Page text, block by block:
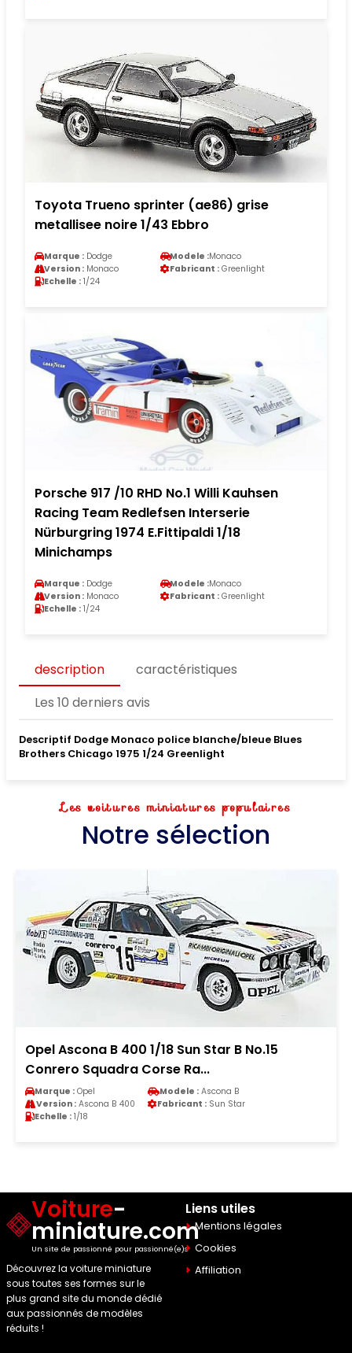
Toyota Trueno sprinter (ae86) grise
metallisee noire 1/43 Ebbro
Marque : Dodge Modele :Monaco
Version : Monaco Fabricant : Greenlight
Echelle : 1/24
Porsche 917 /10 RHD No.1 Willi Kauhsen
Racing Team Redlefsen Interserie
Nürburgring 1974 E.Fittipaldi 1/18
Minichamps
Marque : Dodge Modele :Monaco
Version : Monaco Fabricant : Greenlight
Echelle : 1/24
description
caractéristiques
Les 10 derniers avis
Descriptif Dodge Monaco police blanche/bleue Blues
Brothers Chicago 1975 1/24 Greenlight
Les voitures miniatures populaires
Notre sélection
Opel Ascona B 400 1/18 Sun Star B No.15
Conrero Squadra Corse Ra...
Marque : Opel Modele : Ascona B
Version : Ascona B 400 Fabricant : Sun Star
Echelle : 1/18
Voiture-
miniature.com
Un site de passionné pour passionné(e)s
Découvrez la voiture miniature
sous toutes ses formes sur le
plus grand site du monde dédié
aux passionnés de modèles
réduits !
Liens utiles
Mentions légales
Cookies
Affiliation